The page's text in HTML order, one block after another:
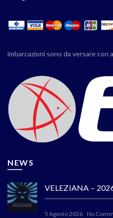
imbarcazioni sono da versare con
NEWS
VELEZIANA –
5 Agosto 2026 No